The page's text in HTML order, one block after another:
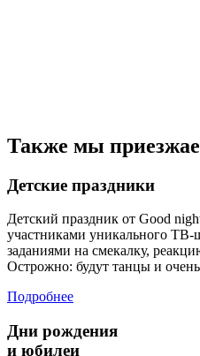
Также мы
Детские праздники
Детский праздник от Good
участниками уникального
заданиями на смекалку,
Острожно: будут танцы и
Подробнее
Дни рождения
и юбилеи